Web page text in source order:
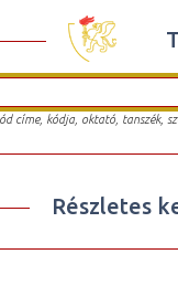
címe, kódja, oktató, tanszék,
Részletes